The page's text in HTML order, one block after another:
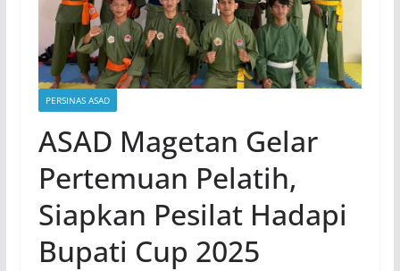
PERSINAS ASAD
ASAD Magetan Gelar
Pertemuan Pelatih,
Siapkan Pesilat Hadapi
Bupati Cup 2025